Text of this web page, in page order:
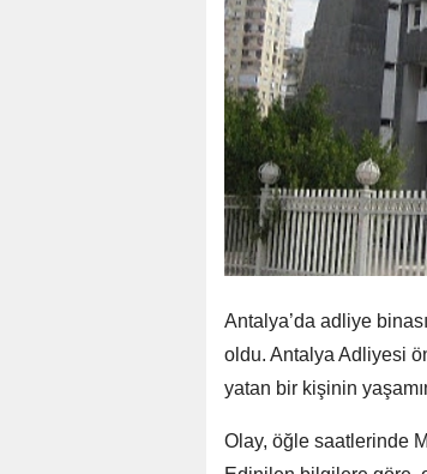
Antalya’da adliye
oldu. Antalya Adliyesi
yatan bir kişinin
Olay, öğle saatlerinde